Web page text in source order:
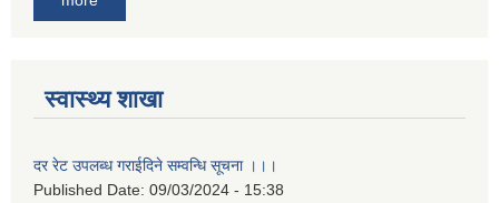
स्वास्थ्य शाखा
दर रेट उपलब्ध गराईदिने सम्वन्धि सूचना ।।।
Published Date: 09/03/2024 - 15:38